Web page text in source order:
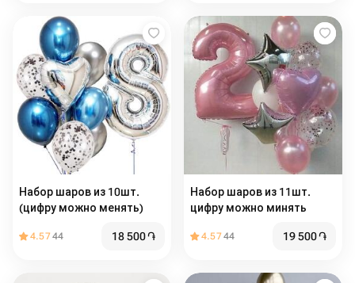
Набор шаров из 10шт.
(цифру можно менять)
4.5744 18 500֏
Набор шаров из 11шт.
цифру можно минять
4.5744 19 500֏